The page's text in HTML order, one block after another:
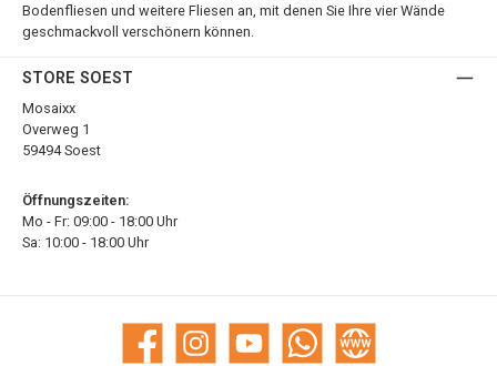
Bodenfliesen und weitere Fliesen an, mit denen Sie Ihre vier Wände
geschmackvoll verschönern können.
STORE SOEST
Mosaixx
Overweg 1
59494 Soest
Öffnungszeiten:
Mo - Fr: 09:00 - 18:00 Uhr
Sa: 10:00 - 18:00 Uhr
Facebook Instagram YouTube WhatsApp Website